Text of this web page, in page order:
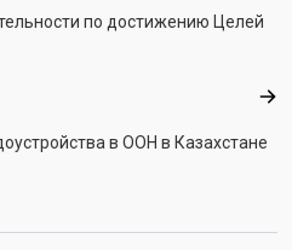
по достижению Целей
в ООН в Казахстане